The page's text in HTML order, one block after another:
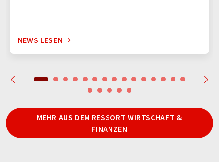
NEWS LESEN
MEHR AUS DEM RESSORT WIRTSCHAFT &
FINANZEN